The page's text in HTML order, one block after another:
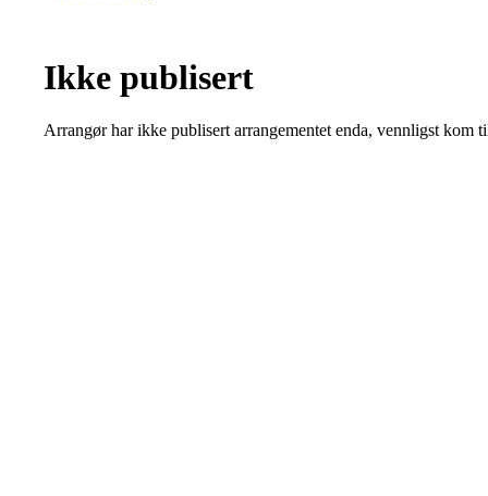
Ikke publisert
Arrangør har ikke publisert arrangementet enda, vennligst kom